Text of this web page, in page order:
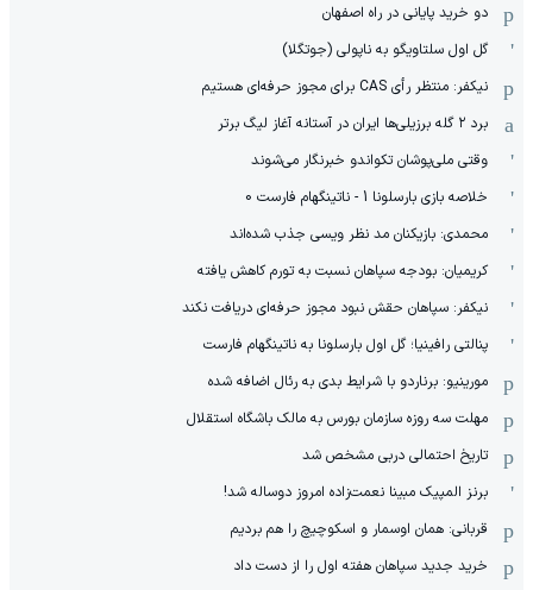
دو خرید پایانی در راه اصفهان
گل اول سلتاویگو به ناپولی (جوتگلا)
نیکفر: منتظر رأی CAS برای مجوز حرفه‌ای هستیم
برد ۲ گله برزیلی‌ها ایران در آستانه آغاز لیگ برتر
وقتی ملی‌پوشان تکواندو خبرنگار می‌شوند
خلاصه بازی بارسلونا 1 - ناتینگهام فارست 0
محمدی: بازیکنان مد نظر ویسی جذب شده‌اند
کریمیان: بودجه سپاهان نسبت به تورم کاهش یافته
نیکفر: سپاهان حقش نبود مجوز حرفه‌ای دریافت نکند
پنالتی رافینیا؛ گل اول بارسلونا به ناتینگهام فارست
مورینیو: برناردو با شرایط بدی به رئال اضافه شده
مهلت سه روزه سازمان بورس به مالک باشگاه استقلال
تاریخ احتمالی دربی مشخص شد
برنز المپیک مبینا نعمت‌زاده امروز دوساله شد!
قربانی: همان اوسمار و اسکوچیچ را هم بردیم
خرید جدید سپاهان هفته اول را از دست داد